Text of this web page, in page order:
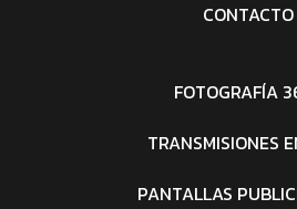
CONTACTO
FOTOGRAFÍA
TRANSMISIONES
PANTALLAS